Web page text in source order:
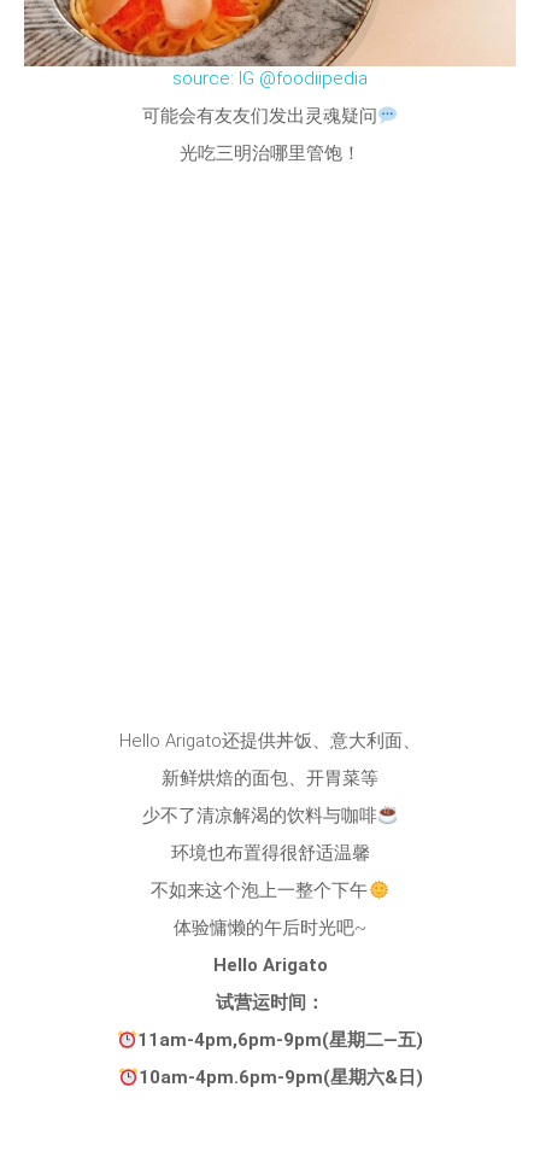
source: IG @foodiipedia
可能会有友友们发出灵魂疑问
光吃三明治哪里管饱！
Hello Arigato还提供丼饭、意大利面、
新鲜烘焙的面包、开胃菜等
少不了清凉解渴的饮料与咖啡
环境也布置得很舒适温馨
不如来这个泡上一整个下午
体验慵懒的午后时光吧~
Hello Arigato
试营运时间：
11am-4pm,6pm-9pm(星期二—五)
10am-4pm.6pm-9pm(星期六&日)